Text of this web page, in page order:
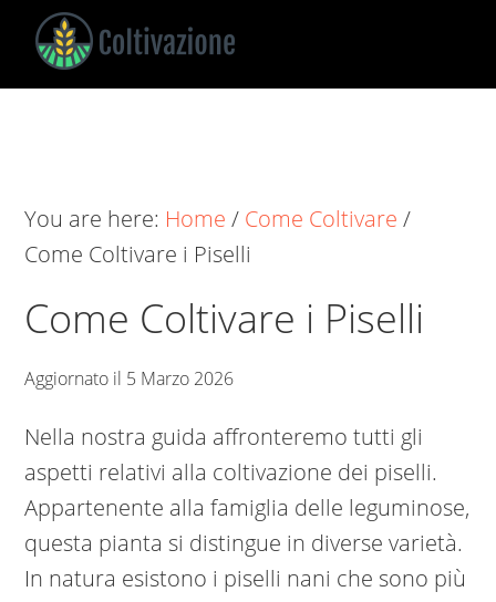
Skip
main
Skip
primary
Skip
footer
Coltivazione
Coltivare
You are here: Home / Come Coltivare /
Come Coltivare i Piselli
Come Coltivare i Piselli
Aggiornato il 5 Marzo 2026
Nella nostra guida affronteremo tutti gli
aspetti relativi alla coltivazione dei piselli.
Appartenente alla famiglia delle leguminose,
questa pianta si distingue in diverse varietà.
In natura esistono i piselli nani che sono più